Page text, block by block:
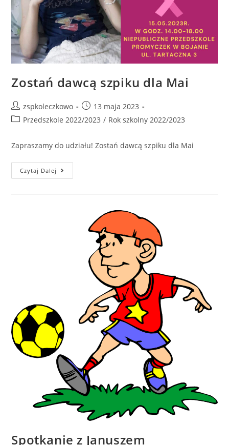
Zostań dawcą szpiku dla Mai
zspkoleczkowo
13 maja 2023
Przedszkole 2022/2023 / Rok szkolny 2022/2023
Zapraszamy do udziału! Zostań dawcą szpiku dla Mai
Czytaj Dalej
Spotkanie z Januszem